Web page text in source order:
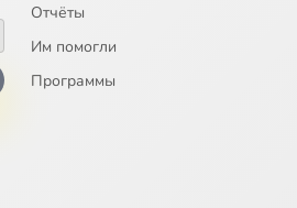
Отчёты
Им помогли
Программы